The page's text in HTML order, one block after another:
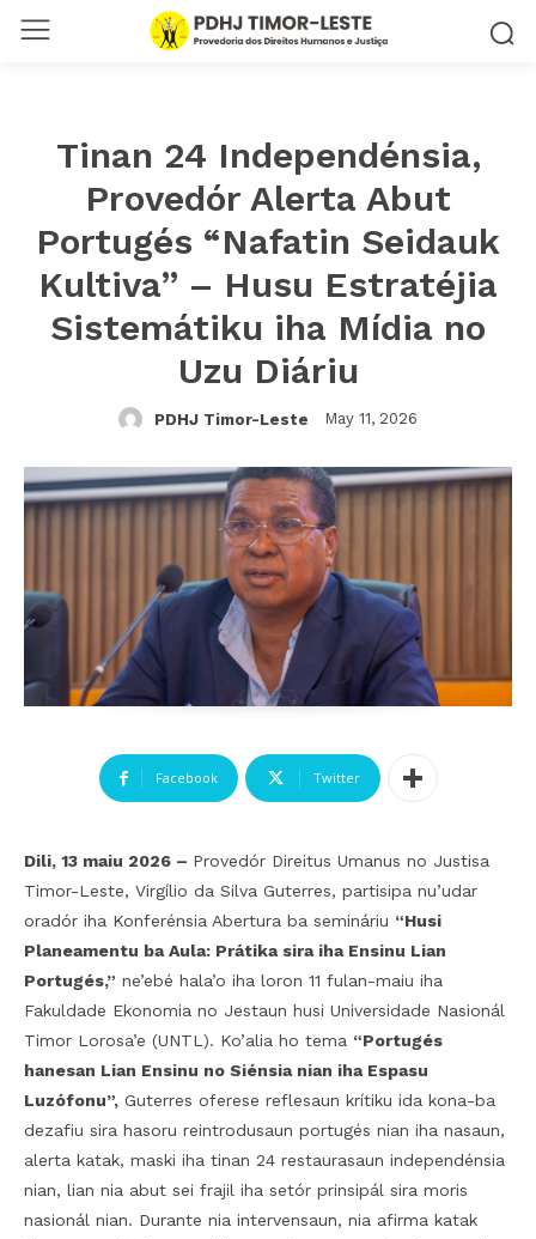
Tinan 24 Independénsia,
Provedór Alerta Abut
Portugés “Nafatin Seidauk
Kultiva” – Husu Estratéjia
Sistemátiku iha Mídia no
Uzu Diáriu
PDHJ Timor-Leste May 11, 2026
Facebook Twitter
Dili, 13 maiu 2026 – Provedór Direitus Umanus no Justisa
Timor-Leste, Virgílio da Silva Guterres, partisipa nu’udar
oradór iha Konferénsia Abertura ba semináriu “Husi
Planeamentu ba Aula: Prátika sira iha Ensinu Lian
Portugés,” ne’ebé hala’o iha loron 11 fulan-maiu iha
Fakuldade Ekonomia no Jestaun husi Universidade Nasionál
Timor Lorosa’e (UNTL). Ko’alia ho tema “Portugés
hanesan Lian Ensinu no Siénsia nian iha Espasu
Luzófonu”, Guterres oferese reflesaun krítiku ida kona-ba
dezafiu sira hasoru reintrodusaun portugés nian iha nasaun,
alerta katak, maski iha tinan 24 restaurasaun independénsia
nian, lian nia abut sei frajil iha setór prinsipál sira moris
nasionál nian. Durante nia intervensaun, nia afirma katak